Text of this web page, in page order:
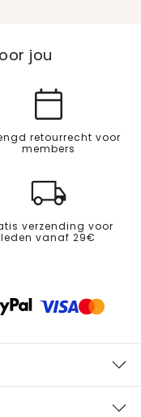
jou
retourrecht voor
members
verzending voor
leden vanaf 29€